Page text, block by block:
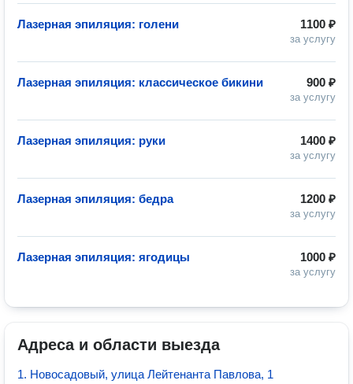
1100 ₽
за услугу
Лазерная эпиляция: голени
900 ₽
за услугу
Лазерная эпиляция: классическое бикини
1400 ₽
за услугу
Лазерная эпиляция: руки
1200 ₽
за услугу
Лазерная эпиляция: бедра
1000 ₽
за услугу
Лазерная эпиляция: ягодицы
Адреса и области выезда
1. Новосадовый, улица Лейтенанта Павлова, 1